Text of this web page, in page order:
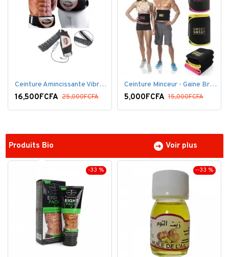
Ceinture Amincissante Vibro - Noir
16,500FCFA 25,000FCFA
Ceinture Minceur - Gaine Brûlante - Ventre plat
5,000FCFA 15,000FCFA
Produits Bio Voir plus
-33 % --33 %